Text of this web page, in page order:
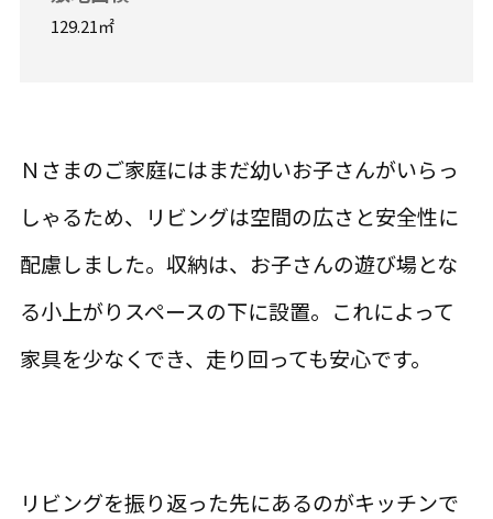
129.21㎡
Ｎさまのご家庭にはまだ幼いお子さんがいらっ
しゃるため、リビングは空間の広さと安全性に
配慮しました。収納は、お子さんの遊び場とな
る小上がりスペースの下に設置。これによって
家具を少なくでき、走り回っても安心です。
リビングを振り返った先にあるのがキッチンで